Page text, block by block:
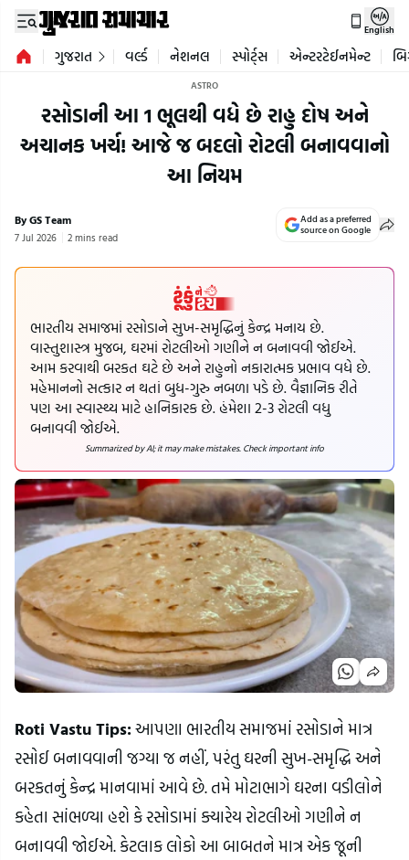
English
ગુજરાત વર્લ્ડ નેશનલ સ્પોર્ટ્સ એન્ટરટેઈનમેન્ટ
ASTRO
રસોડાની આ 1 ભૂલથી વધે છે રાહુ દોષ અને
અચાનક ખર્ચ! આજે જ બદલો રોટલી બનાવવાનો
આ નિયમ
By GS Team
7 Jul 2026 2 mins read
Add as a preferred
source on Google
ભારતીય સમાજમાં રસોડાને સુખ-સમૃદ્ધિનું કેન્દ્ર મનાય છે.
વાસ્તુશાસ્ત્ર મુજબ, ઘરમાં રોટલીઓ ગણીને ન બનાવવી જોઈએ.
આમ કરવાથી બરકત ઘટે છે અને રાહુનો નકારાત્મક પ્રભાવ વધે છે.
મહેમાનનો સત્કાર ન થતાં બુધ-ગુરુ નબળા પડે છે. વૈજ્ઞાનિક રીતે
પણ આ સ્વાસ્થ્ય માટે હાનિકારક છે. હંમેશા 2-3 રોટલી વધુ
બનાવવી જોઈએ.
Summarized by AI; it may make mistakes. Check important info
Roti Vastu Tips: આપણા ભારતીય સમાજમાં રસોડાને માત્ર
રસોઈ બનાવવાની જગ્યા જ નહીં, પરંતુ ઘરની સુખ-સમૃદ્ધિ અને
બરકતનું કેન્દ્ર માનવામાં આવે છે. તમે મોટાભાગે ઘરના વડીલોને
કહેતા સાંભળ્યા હશે કે રસોડામાં ક્યારેય રોટલીઓ ગણીને ન
બનાવવી જોઈએ. કેટલાક લોકો આ બાબતને માત્ર એક જૂની